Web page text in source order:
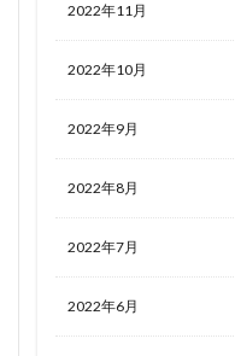
2022年11月
2022年10月
2022年9月
2022年8月
2022年7月
2022年6月